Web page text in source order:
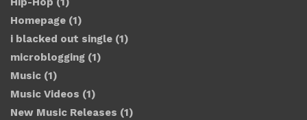
Homepage (1)
i blacked out single (1)
microblogging (1)
Music (1)
Music Videos (1)
New Music Releases (1)